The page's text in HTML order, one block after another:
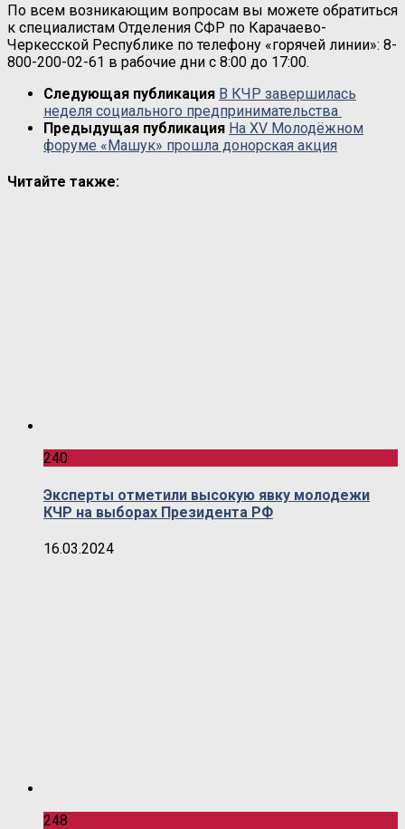
По всем возникающим вопросам вы можете обратиться
к специалистам Отделения СФР по Карачаево-
Черкесской Республике по телефону «горячей линии»: 8-
800-200-02-61 в рабочие дни с 8:00 до 17:00.
Следующая публикация В КЧР завершилась
неделя социального предпринимательства
Предыдущая публикация На XV Молодёжном
форуме «Машук» прошла донорская акция
Читайте также:
240
Эксперты отметили высокую явку молодежи
КЧР на выборах Президента РФ
16.03.2024
248